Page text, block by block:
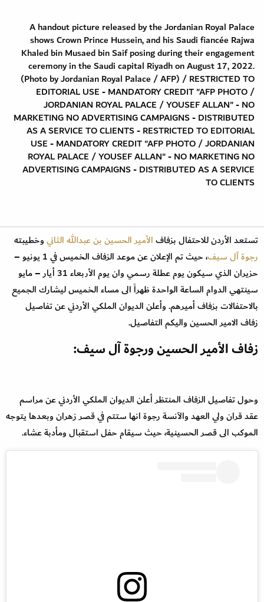
A handout picture released by the Jordanian Royal Palace
shows Crown Prince Hussein, and his Saudi fiancée Rajwa
Khaled bin Musaed bin Saif posing during their engagement
ceremony in the Saudi capital Riyadh on August 17, 2022.
(Photo by Jordanian Royal Palace / AFP) / RESTRICTED TO
EDITORIAL USE - MANDATORY CREDIT "AFP PHOTO /
JORDANIAN ROYAL PALACE / YOUSEF ALLAN" - NO
MARKETING NO ADVERTISING CAMPAIGNS - DISTRIBUTED
AS A SERVICE TO CLIENTS - RESTRICTED TO EDITORIAL
USE - MANDATORY CREDIT "AFP PHOTO / JORDANIAN
ROYAL PALACE / YOUSEF ALLAN" - NO MARKETING NO
ADVERTISING CAMPAIGNS - DISTRIBUTED AS A SERVICE
TO CLIENTS
تستعد الأردن للاحتفال بزفافالأمير الحسين بن عبدالله الثانيوخطيبته
رجوة آل سيف
، حيث تم الإعلان عن موعد الزفاف الخميس في 1 يونيو –
حزيران الذي سيكون يوم عطلة رسمي وان يوم الأربعاء 31 أيار – مايو
سينتهي الدوام الساعة الواحدة ظهراً الى مساء الخميس ليشارك الجميع
بالاحتفالات بزفاف أميرهم. وأعلن الديوان الملكي الأردني عن تفاصيل
زفاف الامير الحسين واليكم التفاصيل.
زفاف الأمير الحسين ورجوة آل سيف:
وحول تفاصيل الزفاف المنتظر أعلن الديوان الملكي الأردني عن مراسم
عقد قران ولي العهد والآنسة رجوة انها ستتم في قصر زهران وبعدها يتوجه
الموكب الى قصر الحسينية، حيث سيقام حفل استقبال ومأدبة عشاء.